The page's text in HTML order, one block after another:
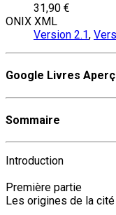
31,90 €
ONIX XML
Version 2.1,
Google Livres
Sommaire
Introduction
Première partie
Les origines de la